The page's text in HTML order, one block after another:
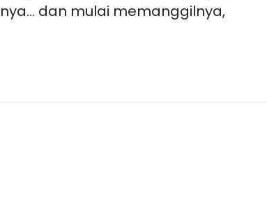
dan mulai memanggilnya,